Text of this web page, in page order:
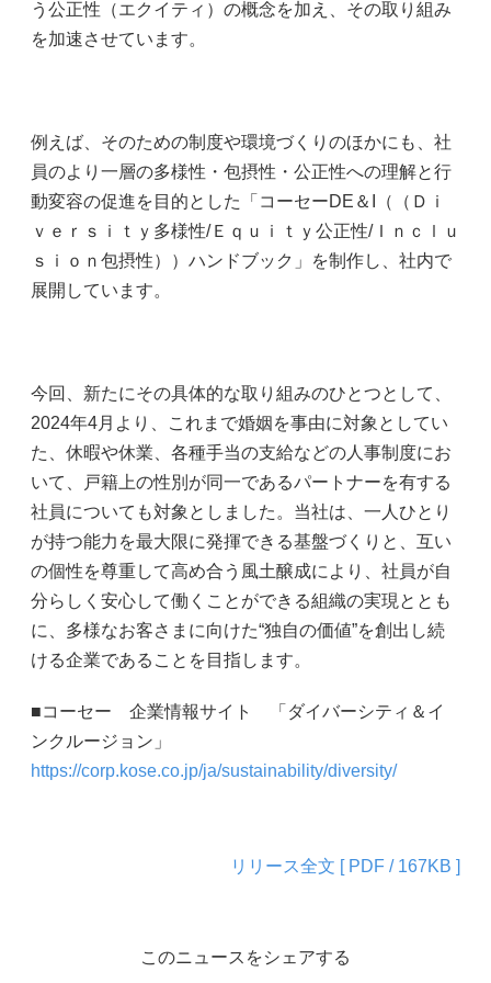
う公正性（エクイティ）の概念を加え、その取り組み
を加速させています。
例えば、そのための制度や環境づくりのほかにも、社
員のより一層の多様性・包摂性・公正性への理解と行
動変容の促進を目的とした「コーセーDE＆I（（Ｄｉ
ｖｅｒｓｉｔｙ多様性/Ｅｑｕｉｔｙ公正性/Ｉｎｃｌｕ
ｓｉｏｎ包摂性））ハンドブック」を制作し、社内で
展開しています。
今回、新たにその具体的な取り組みのひとつとして、
2024年4月より、これまで婚姻を事由に対象としてい
た、休暇や休業、各種手当の支給などの人事制度にお
いて、戸籍上の性別が同一であるパートナーを有する
社員についても対象としました。当社は、一人ひとり
が持つ能力を最大限に発揮できる基盤づくりと、互い
の個性を尊重して高め合う風土醸成により、社員が自
分らしく安心して働くことができる組織の実現ととも
に、多様なお客さまに向けた“独自の価値”を創出し続
ける企業であることを目指します。
■コーセー 企業情報サイト 「ダイバーシティ＆イ
ンクルージョン」
https://corp.kose.co.jp/ja/sustainability/diversity/
リリース全文 [ PDF / 167KB ]
このニュースをシェアする